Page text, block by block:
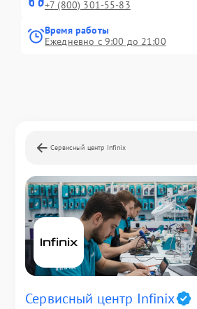
+7 (800) 301-55-83
Время работы
Ежедневно с 9:00 до 21:00
Сервисный центр Infinix
Сервисный центр Infinix